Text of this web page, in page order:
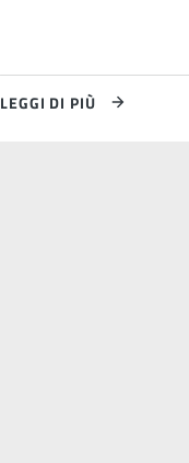
LEGGI DI PIÙ